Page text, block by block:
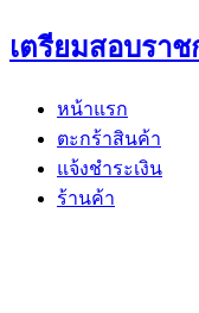
Skip
to
เตรียมสอบรา
หน้าแรก
ตะกร้าสินค้า
แจ้งชำระเงิน
ร้านค้า